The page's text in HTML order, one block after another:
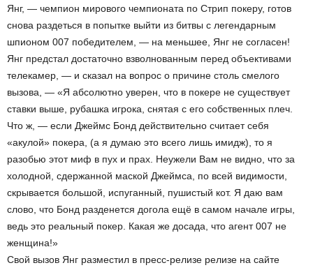
Янг, — чемпион мирового чемпионата по Стрип покеру, готов
снова раздеться в попытке выйти из битвы с легендарным
шпионом 007 победителем, — на меньшее, Янг не согласен!
Янг предстал достаточно взволнованным перед объективами
телекамер, — и сказал на вопрос о причине столь смелого
вызова, — «Я абсолютно уверен, что в покере не существует
ставки выше, рубашка игрока, снятая с его собственных плеч.
Что ж, — если Джеймс Бонд действительно считает себя
«акулой» покера, (а я думаю это всего лишь имидж), то я
разобью этот миф в пух и прах. Неужели Вам не видно, что за
холодной, сдержанной маской Джеймса, по всей видимости,
скрывается большой, испуганный, пушистый кот. Я даю вам
слово, что Бонд разденется догола ещё в самом начале игры,
ведь это реальный покер. Какая же досада, что агент 007 не
женщина!»
Свой вызов Янг разместил в пресс-релизе релизе на сайте